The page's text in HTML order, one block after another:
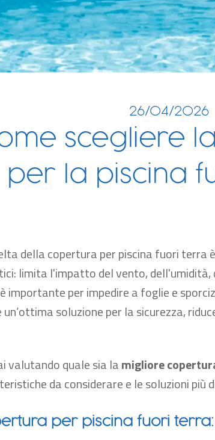
26/04/2026
scegliere
per la piscina
della copertura per piscina fuori
limita l'impatto del vento, dell'umidità,
importante per impedire a foglie e
un’ottima soluzione per la sicurezza,
valutando quale sia lamigliore
da considerare e le soluzioni più
per piscina fuori